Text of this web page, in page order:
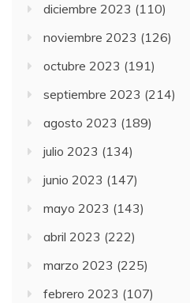
diciembre 2023 (110)
noviembre 2023 (126)
octubre 2023 (191)
septiembre 2023 (214)
agosto 2023 (189)
julio 2023 (134)
junio 2023 (147)
mayo 2023 (143)
abril 2023 (222)
marzo 2023 (225)
febrero 2023 (107)